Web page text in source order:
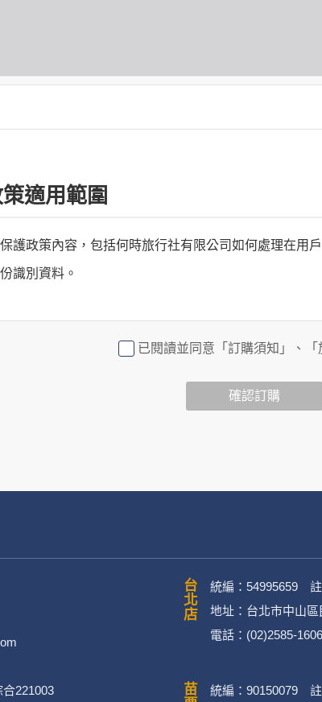
適用範圍
護政策內容，包括何時旅行社有限公司如何處理在用
識別資料。
公司旗下網站上的廣告廠商連結，這些置放連結的廠商
在何時旅行社有限公司旗下網站上的聊天室或討論區中
蒐集處理利用
：提供本公司相關服務、行銷、客戶管理、會員管理
類別：
個人者(包含但不限於中英文姓名、地址、聯絡電話、
已閱讀並同意「訂購須知」、
確認訂購
台北店
統編：54995659
地址：台北市中山
電話：(02)2585-
221003 統編：90150079